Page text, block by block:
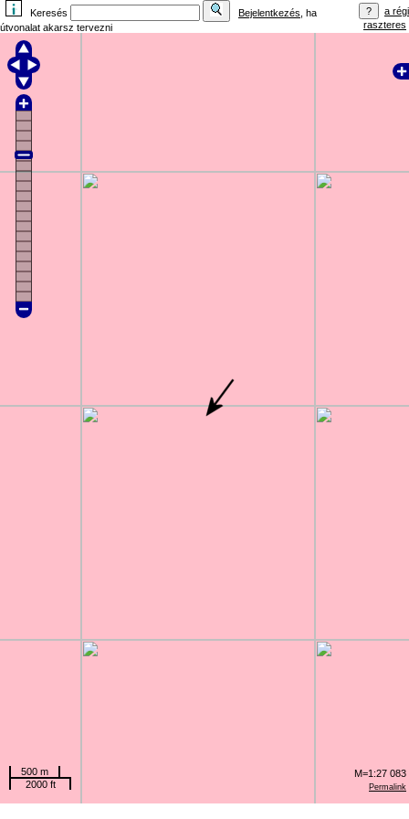
Keresés Bejelentkezés , ha
útvonalat akarsz tervezni
a régi
raszteres
Permalink
500 m
2000 ft
M=1:27 083